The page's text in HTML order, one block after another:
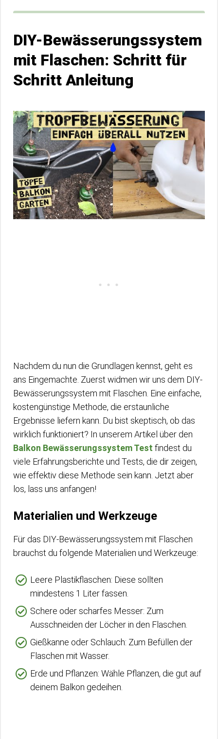
DIY-Bewässerungssystem
mit Flaschen: Schritt für
Schritt Anleitung
Nachdem du nun die Grundlagen kennst, geht es
ans Eingemachte. Zuerst widmen wir uns dem DIY-
Bewässerungssystem mit Flaschen. Eine einfache,
kostengünstige Methode, die erstaunliche
Ergebnisse liefern kann. Du bist skeptisch, ob das
wirklich funktioniert? In unserem Artikel über den
Balkon Bewässerungssystem Test findest du
viele Erfahrungsberichte und Tests, die dir zeigen,
wie effektiv diese Methode sein kann. Jetzt aber
los, lass uns anfangen!
Materialien und Werkzeuge
Für das DIY-Bewässerungssystem mit Flaschen
brauchst du folgende Materialien und Werkzeuge:
Leere Plastikflaschen: Diese sollten
mindestens 1 Liter fassen.
Schere oder scharfes Messer: Zum
Ausschneiden der Löcher in den Flaschen.
Gießkanne oder Schlauch: Zum Befüllen der
Flaschen mit Wasser.
Erde und Pflanzen: Wähle Pflanzen, die gut auf
deinem Balkon gedeihen.